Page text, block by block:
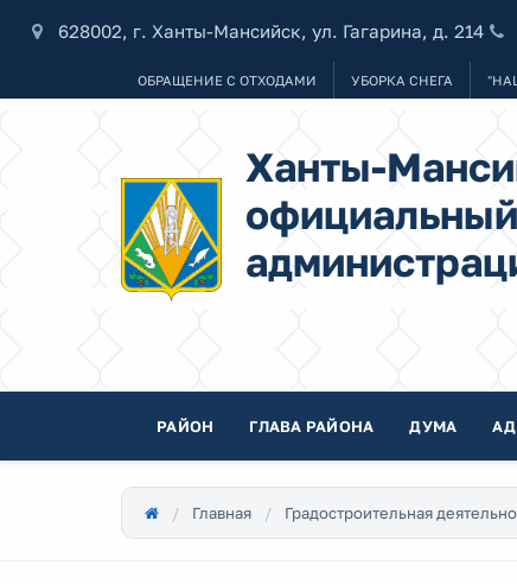
628002, г. Ханты-Мансийск, ул. Гагарина, д. 214
ОБРАЩЕНИЕ С ОТХОДАМИ УБОРКА СНЕГА
Ханты-
РАЙОН ГЛАВА РАЙОНА ДУМА
Главная Градостроительная